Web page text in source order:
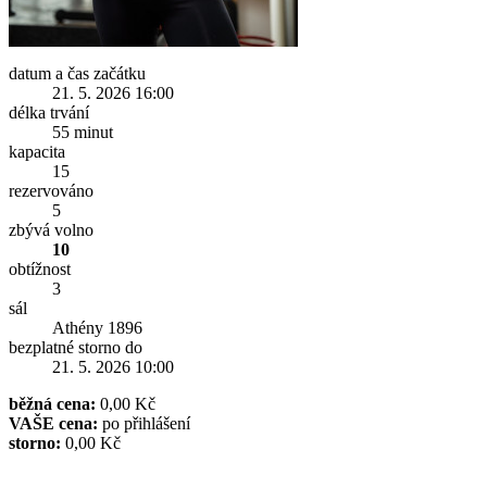
datum a čas začátku
21. 5. 2026 16:00
délka trvání
55 minut
kapacita
15
rezervováno
5
zbývá volno
10
obtížnost
3
sál
Athény 1896
bezplatné storno do
21. 5. 2026 10:00
běžná cena: 0,00 Kč
VAŠE cena: po přihlášení
storno: 0,00 Kč